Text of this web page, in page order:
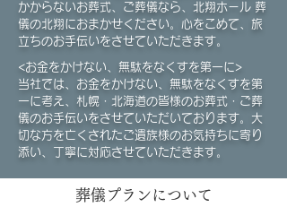
かからないお葬式、ご葬儀なら、北翔ホール 葬
儀の北翔におまかせください。心をこめて、旅
立ちのお手伝いをさせていただきます。
<お金をかけない、無駄をなくすを第一に>
当社では、お金をかけない、無駄をなくすを第
一に考え、札幌・北海道の皆様のお葬式・ご葬
儀のお手伝いをさせていただいております。大
切な方を亡くされたご遺族様のお気持ちに寄り
添い、丁寧に対応させていただきます。
葬儀プランについて